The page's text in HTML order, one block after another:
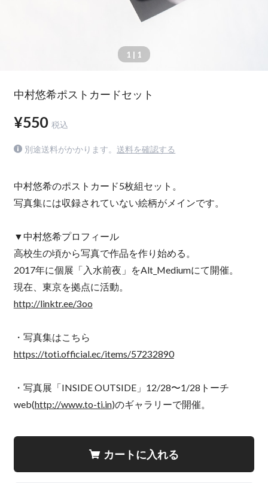
1 | 1
中村悠希ポストカードセット
¥550 税込
別途送料がかかります。 送料を確認する
中村悠希のポストカード5枚組セット。
写真集には収録されていない絵柄がメインです。
▼中村悠希プロフィール
高校生の頃から写真で作品を作り始める。
2017年に個展「入水前夜」をAlt_Mediumにて開催。
現在、東京を拠点に活動。
http://linktr.ee/3oo
・写真集はこちら
https://toti.official.ec/items/57232890
・写真展「INSIDE OUTSIDE」12/28〜1/28トーチ
web(http://www.to-ti.in)のギャラリーで開催。
カートに入れる